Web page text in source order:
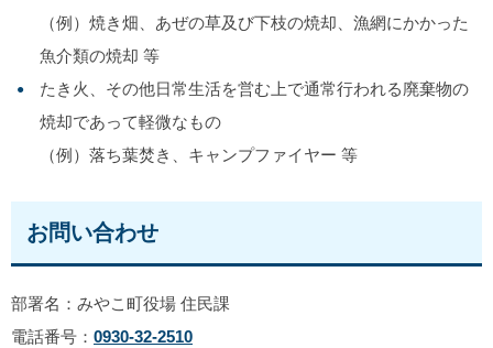
（例）焼き畑、あぜの草及び下枝の焼却、漁網にかかった
魚介類の焼却 等
たき火、その他日常生活を営む上で通常行われる廃棄物の
焼却であって軽微なもの
（例）落ち葉焚き、キャンプファイヤー 等
お問い合わせ
部署名：みやこ町役場 住民課
電話番号： 0930-32-2510